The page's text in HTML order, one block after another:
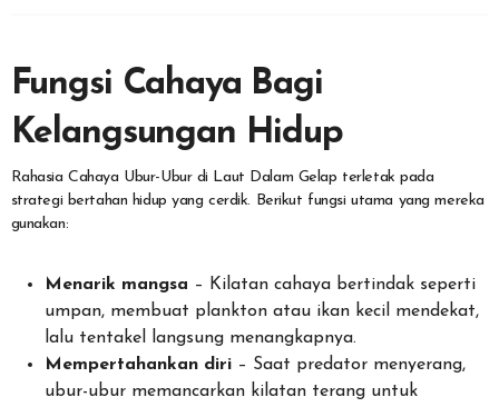
Fungsi Cahaya Bagi
Kelangsungan Hidup
Rahasia Cahaya Ubur-Ubur di Laut Dalam Gelap terletak pada
strategi bertahan hidup yang cerdik. Berikut fungsi utama yang mereka
gunakan:
Menarik mangsa – Kilatan cahaya bertindak seperti
umpan, membuat plankton atau ikan kecil mendekat,
lalu tentakel langsung menangkapnya.
Mempertahankan diri– Saat predator menyerang,
ubur-ubur memancarkan kilatan terang untuk